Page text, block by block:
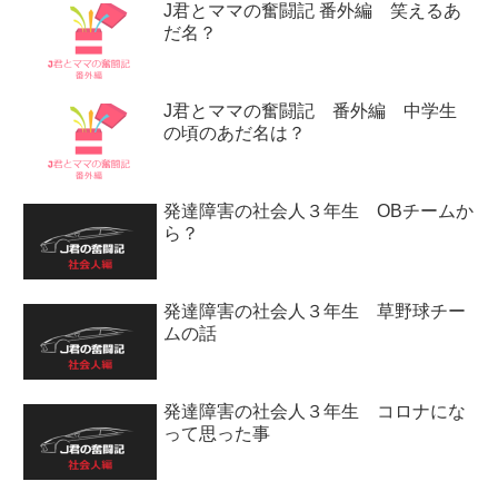
J君とママの奮闘記 番外編 笑えるあ
だ名？
J君とママの奮闘記 番外編 中学生
の頃のあだ名は？
発達障害の社会人３年生 OBチームか
ら？
発達障害の社会人３年生 草野球チー
ムの話
発達障害の社会人３年生 コロナにな
って思った事